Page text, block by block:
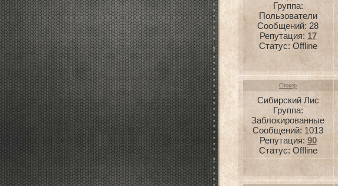
Группа:
Пользователи
Сообщений: 28
Репутация: 17
Статус: Offline
Стокер
Сибирский Лис
Группа:
Заблокированные
Сообщений: 1013
Репутация: 90
Статус: Offline